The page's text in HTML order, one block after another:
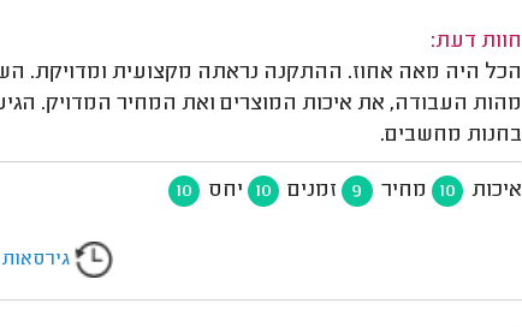
חוות דעת:
הכל היה מאה אחוז. ההתקנה נראתה מקצועית ומדויקת.
מהות העבודה, את איכות המוצרים ואת המחיר המדויק.
בחנות מחשבים.
איכות 10 מחיר 9 זמנים 10 יחס 10
גירסאות